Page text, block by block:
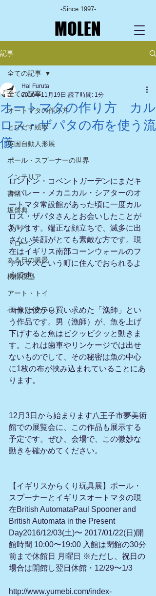
-Since 1997-
MOLEN
記事
全ての記事
オートマタの作り方
とびだす絵本
英国自動人形展
ポール・スプーナーの世界
インテリア
書籍
坂啓典
グルメ
ドローン
ある日の風景
機構模型
アート・トイ
ペーパークラフト
全ての記事
オートマタの作り方 カル
ロス・ザパタの布を使う流
儀
Hal Furuta
2016年11月19日 読了時間: 1分
ロンドン・コベントガーデンにまだキ
ャバレー・メカニカル・シアターのオ
ートマタ常設館があった頃に一度カル
ロス・ザパタさんとお会いしたことが
あります。端正な顔立ちで、滅多に出
さない笑顔がとても素敵な方です。現
在はイギリス南部コーンウォールのフ
ァルマスという町に住んでおられるよ
うです。
画像は彼から買い求めた「漁師」とい
う作品です。男（漁師）が、魚を上げ
下げすると魚はビクッビクッと動きま
す。これは歯車やリンケージでは出せ
ないものでして、その秘密は魚の中心
に1枚の布が挟み込まれていることにあ
ります。
12月3日から始まります八王子市夢美術
館での展覧会に、この作品も展示する
予定です。ぜひ、会場で、この微妙な
動きを確かめてください。
【イギリスからくり玩具展】ポール・
スプーナーとイギリスオートマタの現
在British AutomataPaul Spooner and
British Automata in the Present
Day2016/12/03(土)〜 2017/01/22(日)開
館時間 10:00〜19:00 入館は閉館の30分
前まで休館日 月曜日 ※ただし、祝日の
場合は開館し翌日休館・12/29〜1/3
http://www.yumebi.com/index-